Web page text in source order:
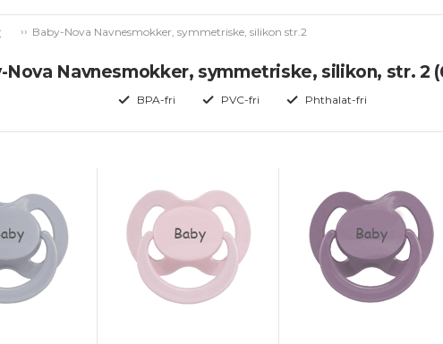
Baby-Nova Navnesmokker, symmetriske, silikon str.2
Nova Navnesmokker, symmetriske, silikon, str. 2
BPA-fri PVC-fri Phthalat-fri
Baby Baby